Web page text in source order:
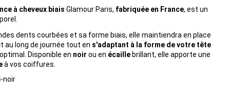
à cheveux biais Glamour Paris, fabriquée en France, est un
dents courbées et sa forme biais, elle maintiendra en place
au long de journée tout en s'adaptant à la forme de votre tête
Disponible en noir ou en écaillebrillant, elle apporte une
à vos coiffures.
noir